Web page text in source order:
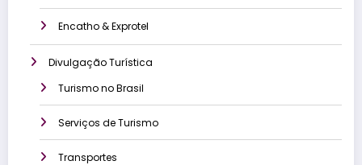
Encatho & Exprotel
Divulgação Turística
Turismo no Brasil
Serviços de Turismo
Transportes